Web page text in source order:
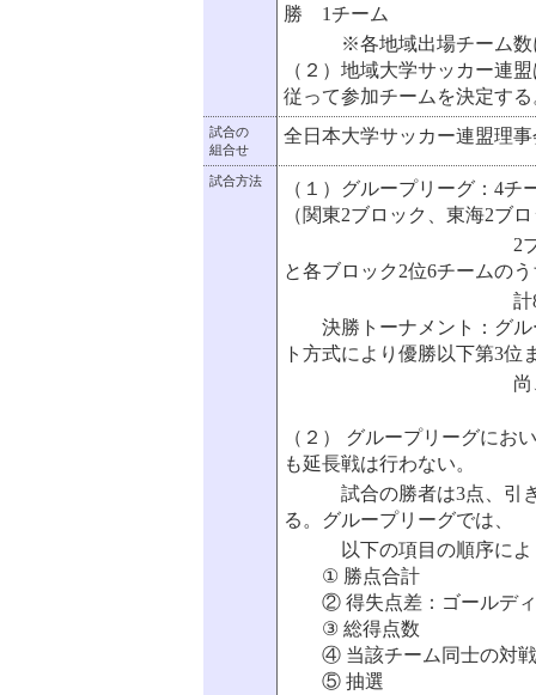
勝 1チーム
※各地域出場チーム数
（２）地域大学サッカー連
従って参加チームを決定す
試合の
組合せ
全日本大学サッカー連盟理
試合方法
（１）グループリーグ：4
（関東2ブロック、東海2ブ
2ブロック）で行
と各ブロック2位6チームの
計8チームが決勝
決勝トーナメント：グル
ト方式により優勝以下第3位
尚、第3位決定
（２） グループリーグにお
も延長戦は行わない。
試合の勝者は3点、引き
る。グループリーグでは、
以下の項目の順序によ
① 勝点合計
② 得失点差：ゴールディ
③ 総得点数
④ 当該チーム同士の対
⑤ 抽選